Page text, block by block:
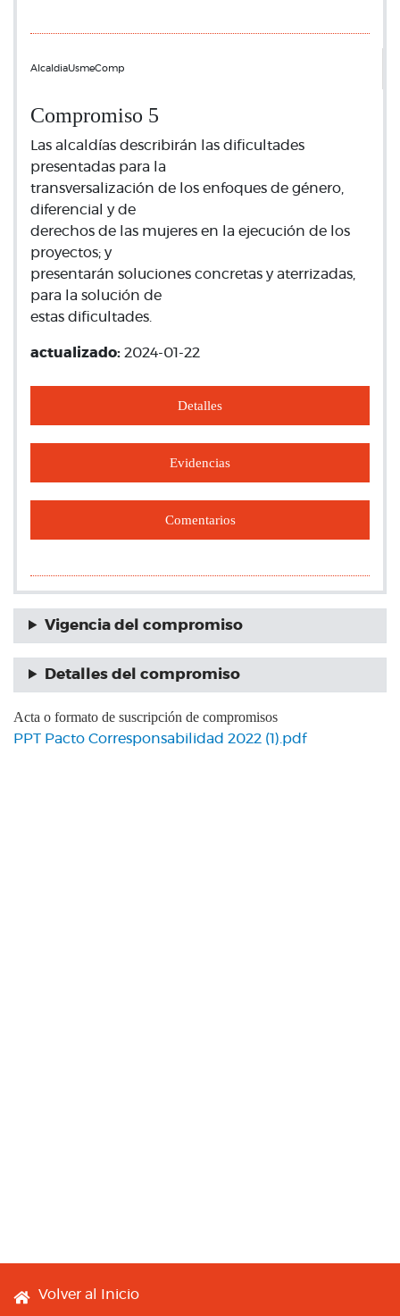
AlcaldiaUsmeComp
Compromiso 5
Las alcaldías describirán las dificultades
presentadas para la
transversalización de los enfoques de género,
diferencial y de
derechos de las mujeres en la ejecución de los
proyectos; y
presentarán soluciones concretas y aterrizadas,
para la solución de
estas dificultades.
actualizado: 2024-01-22
Detalles
Evidencias
Comentarios
Vigencia del compromiso
Detalles del compromiso
Acta o formato de suscripción de compromisos
PPT Pacto Corresponsabilidad 2022 (1).pdf
Footer menu
Volver al Inicio